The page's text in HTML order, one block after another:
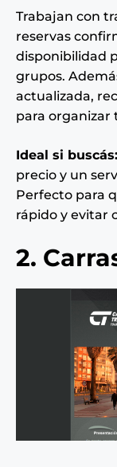
Trabajan con
reservas
disponibilidad
grupos.
actualizada,
para organizar
Ideal si buscás:
precio y un
Perfecto para
rápido y evitar
2.